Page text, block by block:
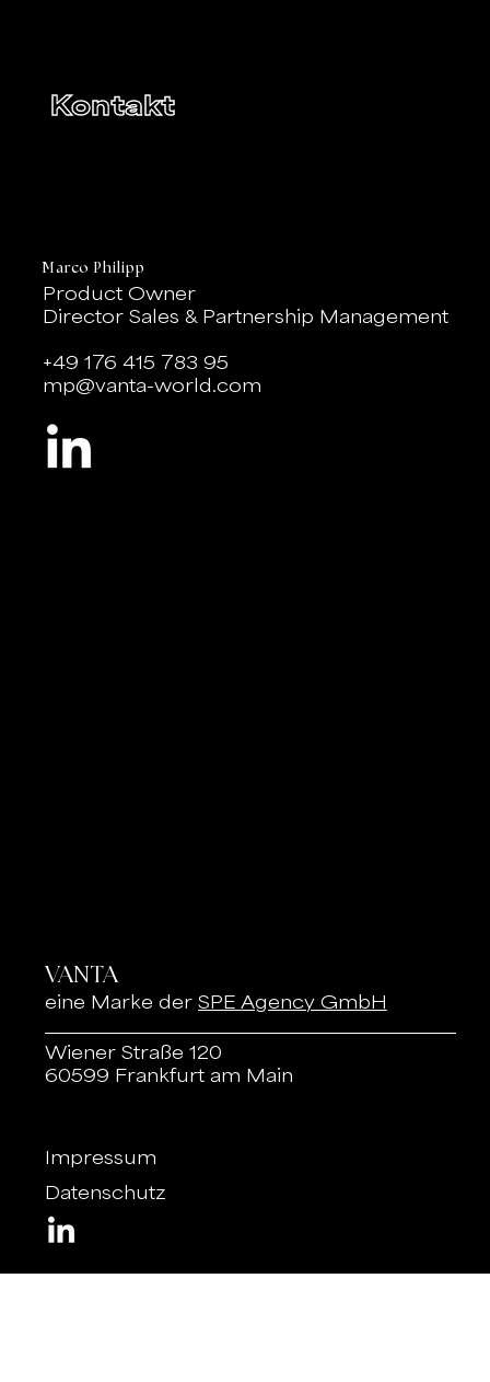
Kontakt
Marco Philipp
Product Owner
Director Sales & Partnership Management
+49 176 415 783 95
mp@vanta-world.com
VANTA
eine Marke der SPE Agency GmbH
Wiener Straße 120
60599 Frankfurt am Main
Impressum
Datenschutz